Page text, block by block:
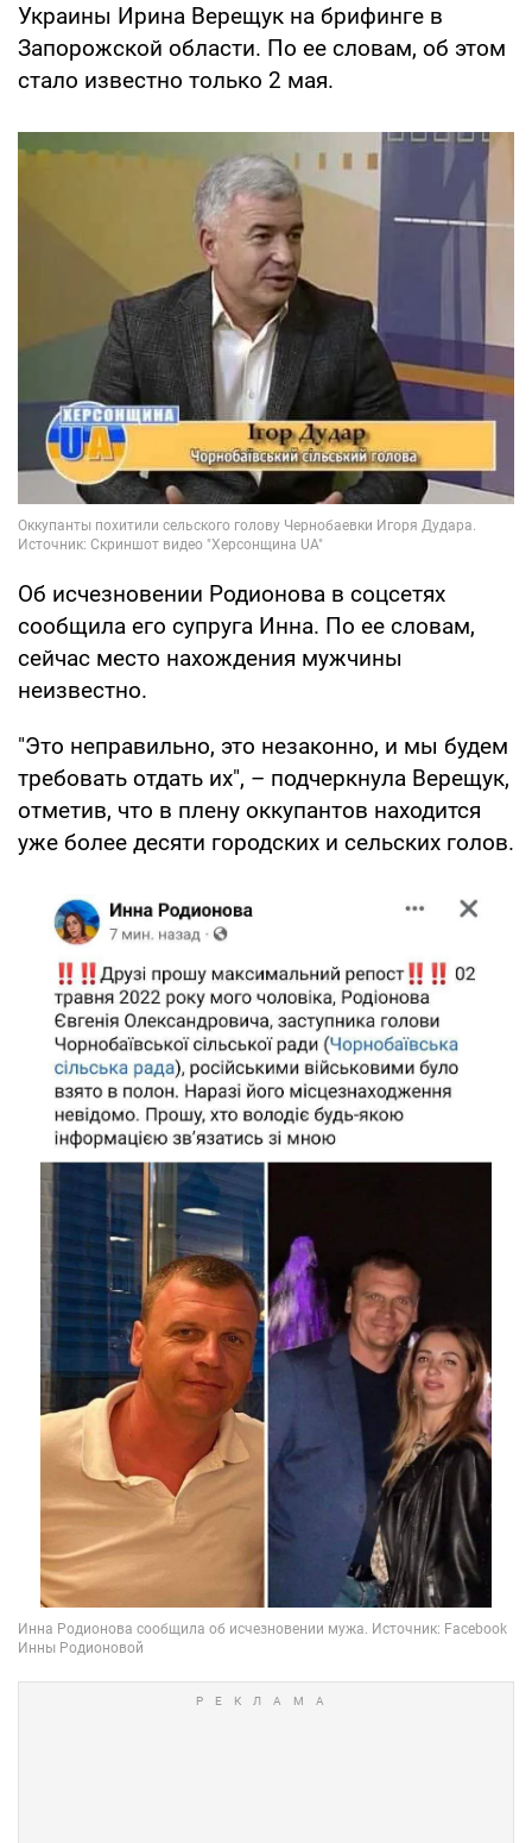
Украины Ирина Верещук на брифинге в
Запорожской области. По ее словам, об этом
стало известно только 2 мая.
Об исчезновении Родионова в соцсетях
сообщила его супруга Инна. По ее словам,
сейчас место нахождения мужчины
неизвестно.
"Это неправильно, это незаконно, и мы будем
требовать отдать их", – подчеркнула Верещук,
отметив, что в плену оккупантов находится
уже более десяти городских и сельских голов.